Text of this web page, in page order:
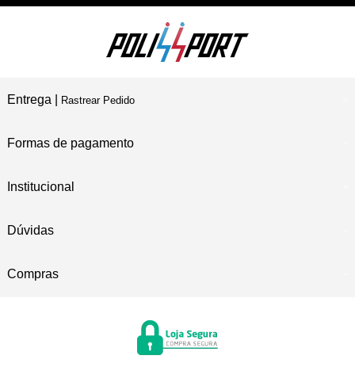
Entrega | Rastrear Pedido
Formas de pagamento
Institucional
Dúvidas
Compras